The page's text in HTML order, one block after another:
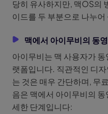
당히 유사하지만, 맥OS의
이드를 두 부분으로 나누
맥에서 아이무비의 동
아이무비는 맥 사용자가
랫폼입니다. 직관적인 디
는 것은 매우 간단하며, 무
음은 맥에서 아이무비의
세한 단계입니다: